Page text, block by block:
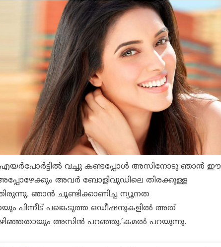
എയർപോർട്ടിൽ വച്ചു കണ്ടപ്പോൾ അസിനോടു ഞാൻ ഈ
അവർ ബോളിവുഡിലെ തിരക്കുള്ള
ഞാൻ ചൂണ്ടിക്കാണിച്ച ന്യൂനത
പിന്നീട് പങ്കെടുത്ത ഒഡീഷനുകളിൽ അത്
അസിൻ പറഞ്ഞു,’കമൽ പറയുന്നു.